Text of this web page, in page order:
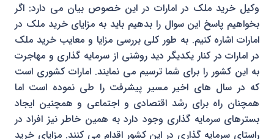
وکیل خرید ملک در امارات در این خصوص بیان می دارد: اگر
بخواهیم پاسخ این سوال را بدهیم باید به مزایای خرید ملک در
امارات اشاره کنیم. به طور کلی بررسی مزایا و معایب خرید ملک
در امارات در کنار یکدیگر دید روشنی از سرمایه گذاری و مهاجرت
به این کشور را برای شما ترسیم می نمایند. امارات کشوری است
که در سال های اخیر مسیر پیشرفت را طی نموده است اما
همچنان راه برای رشد اقتصادی و اجتماعی و همچنین ایجاد
بسترهای سرمایه گذاری وجود دارد به همین خاطر نیز افراد در
راستای سرمایه گذاری در این کشور اقدام می کنند. مزایای خرید